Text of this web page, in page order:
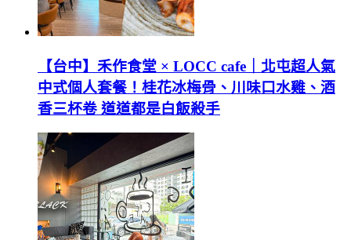
【台中】禾作食堂 × LOCC cafe｜北屯超人氣
中式個人套餐！桂花冰梅骨、川味口水雞、酒
香三杯卷 道道都是白飯殺手